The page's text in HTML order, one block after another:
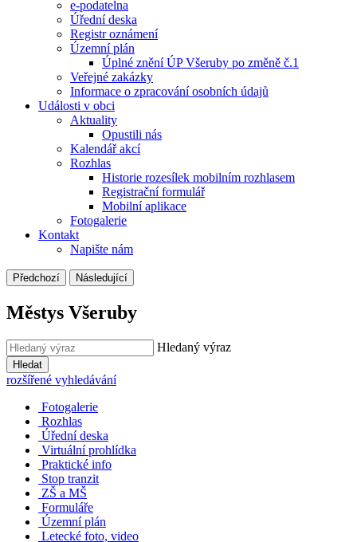
e-podatelna
Úřední deska
Registr oznámení
Územní plán
Úplné znění ÚP Všeruby po změně č.1
Veřejné zakázky
Informace o zpracování osobních údajů
Události v obci
Aktuality
Opustili nás
Kalendář akcí
Rozhlas
Historie rozesílek mobilním rozhlasem
Registrační formulář
Mobilní aplikace
Fotogalerie
Kontakt
Napište nám
Předchozí Následující
Městys Všeruby
Hledaný výraz
Hledat
rozšířené vyhledávání
Fotogalerie
Rozhlas
Úřední deska
Virtuální prohlídka
Praktické info
Stop tranzit
ZŠ a MŠ
Formuláře
Územní plán
Letecké foto, video